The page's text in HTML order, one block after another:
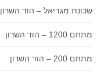
שכונת מגדיאל – הוד השרון
מתחם 1200 – הוד השרון
מתחם 200 – הוד השרון